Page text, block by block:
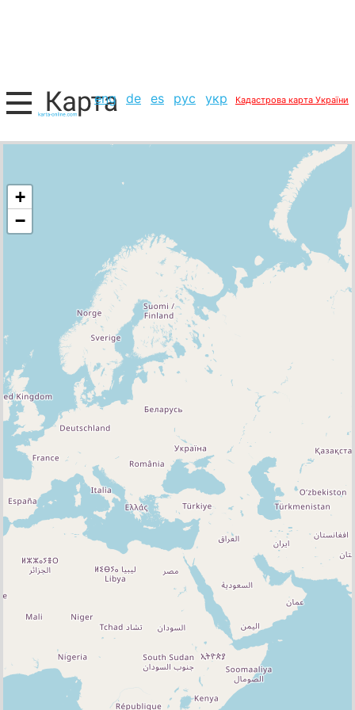
eng de es рус укр Кадастрова карта України
+
−